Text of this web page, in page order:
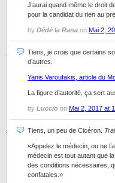
J’aurai quand même le droit
pour la candidat du rien au
by Dédé la Rana on Mai 2,
Tiens, je crois que certains
d’autres.
Yanis Varoufakis, article du
La figure d’autorité, ça sert
by Luccio on Mai 2, 2017 at
Tiens, un peu de Cicéron.
«Appelez le médecin, ou ne
médecin est tout autant que
des conditions nécessaires,
confatales.»